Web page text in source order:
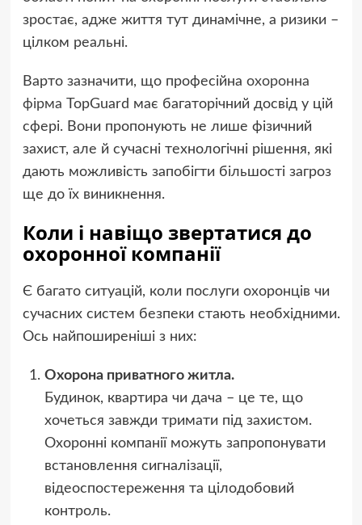
зростає, адже життя тут динамічне, а ризики –
цілком реальні.
Варто зазначити, що професійна охоронна
фірма TopGuard має багаторічний досвід у цій
сфері. Вони пропонують не лише фізичний
захист, але й сучасні технологічні рішення, які
дають можливість запобігти більшості загроз
ще до їх виникнення.
Коли і навіщо звертатися до
охоронної компанії
Є багато ситуацій, коли послуги охоронців чи
сучасних систем безпеки стають необхідними.
Ось найпоширеніші з них:
Охорона приватного житла.
Будинок, квартира чи дача – це те, що
хочеться завжди тримати під захистом.
Охоронні компанії можуть запропонувати
встановлення сигналізації,
відеоспостереження та цілодобовий
контроль.